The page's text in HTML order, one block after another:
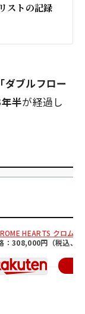
ストの記録
ダブルフロー
半が経過し
HEARTS クロム
：308,000円（税込、